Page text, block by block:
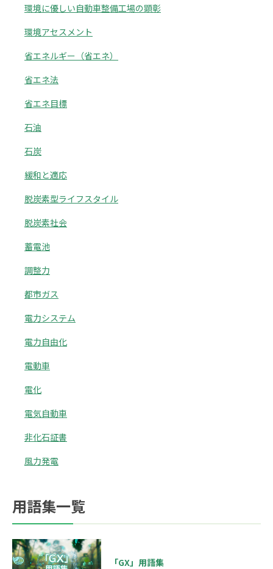
環境に優しい自動車整備工場の顕彰
環境アセスメント
省エネルギー（省エネ）
省エネ法
省エネ目標
石油
石炭
緩和と適応
脱炭素型ライフスタイル
脱炭素社会
蓄電池
調整力
都市ガス
電力システム
電力自由化
電動車
電化
電気自動車
非化石証書
風力発電
用語集一覧
「GX」用語集